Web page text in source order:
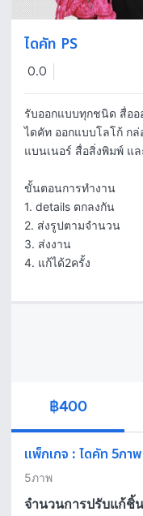
ไดคัท PS
0.0
รับออกแบบทุกชนิด สื่ออ
ไดคัท ออกแบบโลโก้ ก
แบนเนอร์ สื่อสิ่งพิมพ์ แ
ขั้นตอนการทำงาน
1. details ตกลงกัน
2. ส่งรูปตามจำนวน
3. ส่งงาน
4. แก้ได้2ครั้ง
฿400
แพ็กเกจ : ไดคัท 5ภาพ
5ภาพ
จำนวนการปรับแก้ชิ้